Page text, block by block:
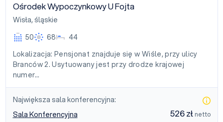
Ośrodek Wypoczynkowy U Fojta
Wisła, śląskie
50
68
44
Lokalizacja: Pensjonat znajduje się w Wiśle, przy ulicy
Branców 2. Usytuowany jest przy drodze krajowej
numer…
Największa sala konferencyjna:
Sala Konferencyjna
526 zł netto